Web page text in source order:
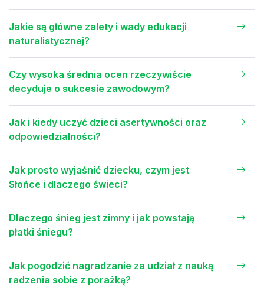
Jakie są główne zalety i wady edukacji
naturalistycznej?
Czy wysoka średnia ocen rzeczywiście
decyduje o sukcesie zawodowym?
Jak i kiedy uczyć dzieci asertywności oraz
odpowiedzialności?
Jak prosto wyjaśnić dziecku, czym jest
Słońce i dlaczego świeci?
Dlaczego śnieg jest zimny i jak powstają
płatki śniegu?
Jak pogodzić nagradzanie za udział z nauką
radzenia sobie z porażką?